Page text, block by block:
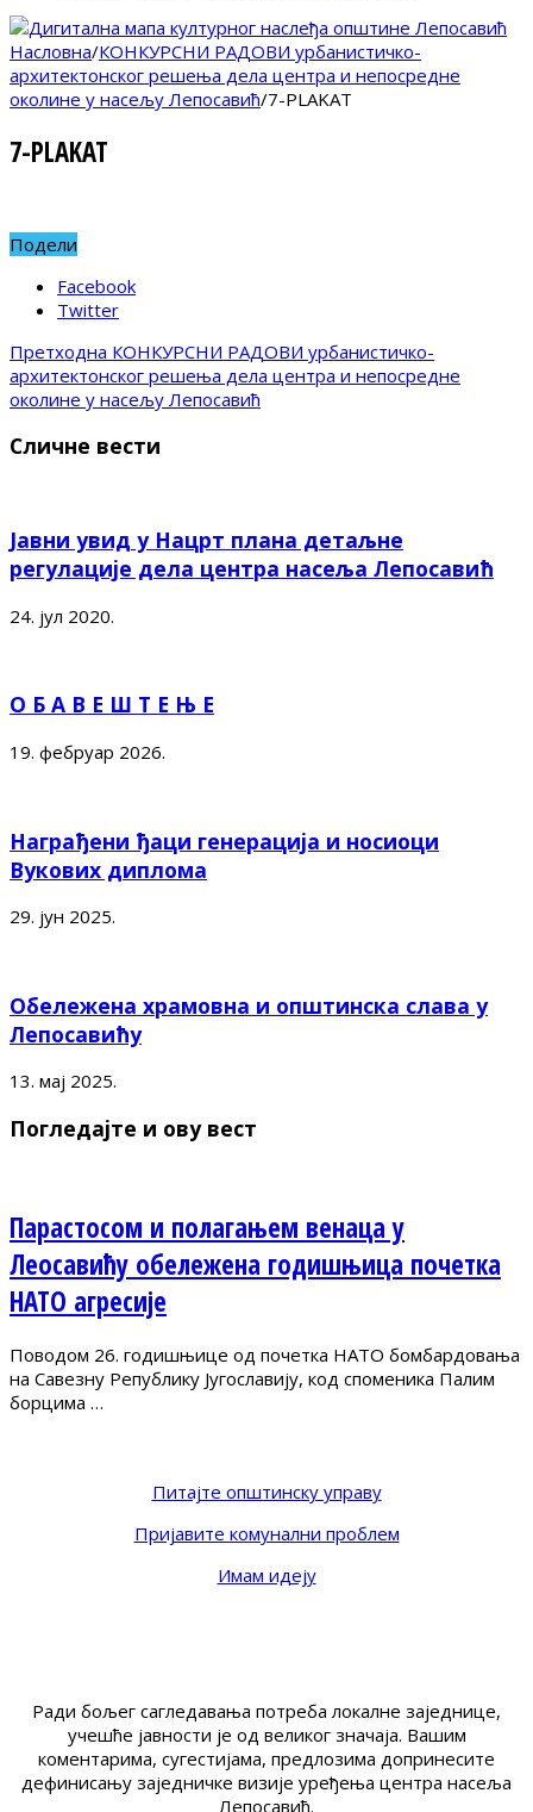
Насловна/КОНКУРСНИ РАДОВИ урбанистичко-
архитектонског решења дела центра и непосредне
околине у насељу Лепосавић/7-PLAKAT
7-PLAKAT
Подели
Facebook
Twitter
Претходна КОНКУРСНИ РАДОВИ урбанистичко-
архитектонског решења дела центра и непосредне
околине у насељу Лепосавић
Сличне вести
Јавни увид у Нацрт плана детаљне
регулације дела центра насеља Лепосавић
24. јул 2020.
О Б А В Е Ш Т Е Њ Е
19. фебруар 2026.
Награђени ђаци генерација и носиоци
Вукових диплома
29. јун 2025.
Обележена храмовна и општинска слава у
Лепосавићу
13. мај 2025.
Погледајте и ову вест
Парастосом и полагањем венаца у
Леосавићу обележена годишњица почетка
НАТО агресије
Поводом 26. годишњице од почетка НАТО бомбардовања
на Савезну Републику Југославију, код споменика Палим
борцима …
Питајте општинску управу
Пријавите комунални проблем
Имам идеју
Ради бољег сагледавања потреба локалне заједнице,
учешће јавности је од великог значаја. Вашим
коментарима, сугестијама, предлозима допринесите
дефинисању заједничке визије уређења центра насеља
Лепосавић.